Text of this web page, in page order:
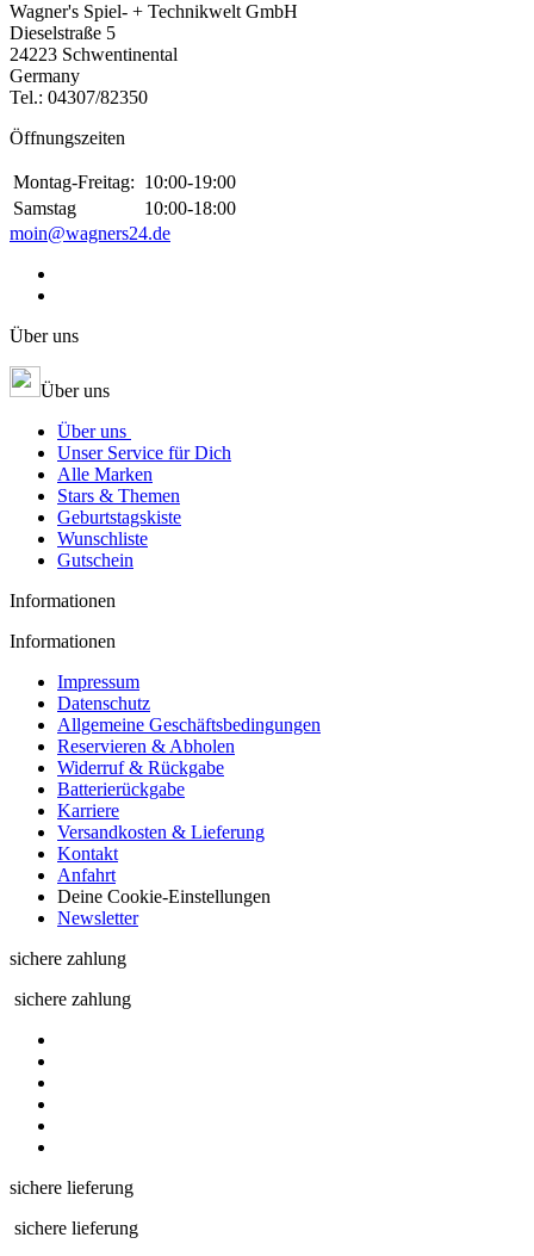
Wagner's Spiel- + Technikwelt GmbH
Dieselstraße 5
24223 Schwentinental
Germany
Tel.: 04307/82350
Öffnungszeiten
Montag-Freitag: 10:00-19:00
Samstag
10:00-18:00
moin@wagners24.de
Über uns
Über uns
Über uns
Unser Service für Dich
Alle Marken
Stars & Themen
Geburtstagskiste
Wunschliste
Gutschein
Informationen
Informationen
Impressum
Datenschutz
Allgemeine Geschäftsbedingungen
Reservieren & Abholen
Widerruf & Rückgabe
Batterierückgabe
Karriere
Versandkosten & Lieferung
Kontakt
Anfahrt
Deine Cookie-Einstellungen
Newsletter
sichere zahlung
sichere zahlung
sichere lieferung
sichere lieferung